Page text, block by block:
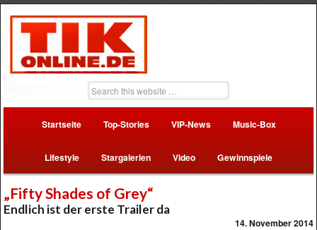
Startseite Top-Stories VIP-News Music-Box
Lifestyle Stargalerien Video Gewinnspiele
„Fifty Shades of Grey“
Endlich ist der erste Trailer da
14. November 2014